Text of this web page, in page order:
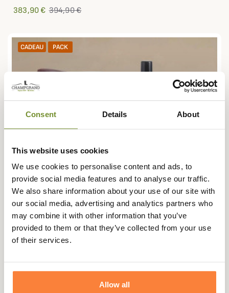
Consent Details About
This website uses cookies
We use cookies to personalise content and ads, to
provide social media features and to analyse our traffic.
We also share information about your use of our site with
our social media, advertising and analytics partners who
may combine it with other information that you’ve
provided to them or that they’ve collected from your use
of their services.
Allow all
383,90 € 394,90 €
CADEAU PACK
Pack Confort - Bottes Saint Hubert Femme Le Chameau